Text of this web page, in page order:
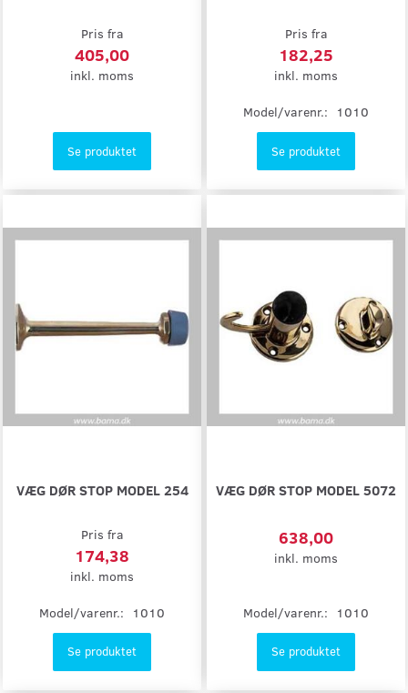
Pris fra
405,00
inkl. moms
Se produktet
Pris fra
182,25
inkl. moms
Model/varenr.: 1010
Se produktet
VÆG DØR STOP MODEL 254
Pris fra
174,38
inkl. moms
Model/varenr.: 1010
Se produktet
VÆG DØR STOP MODEL 5072
638,00
inkl. moms
Model/varenr.: 1010
Se produktet